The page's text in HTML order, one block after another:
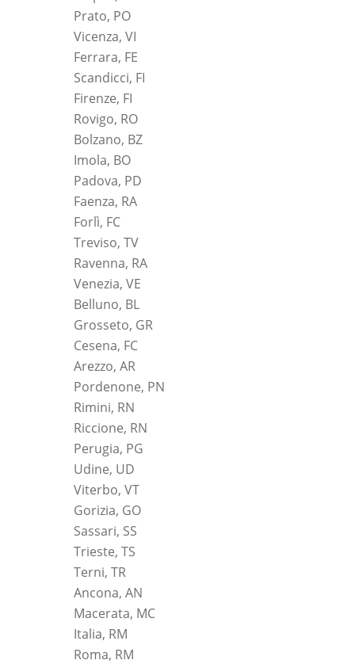
Prato, PO
Vicenza, VI
Ferrara, FE
Scandicci, FI
Firenze, FI
Rovigo, RO
Bolzano, BZ
Imola, BO
Padova, PD
Faenza, RA
Forlì, FC
Treviso, TV
Ravenna, RA
Venezia, VE
Belluno, BL
Grosseto, GR
Cesena, FC
Arezzo, AR
Pordenone, PN
Rimini, RN
Riccione, RN
Perugia, PG
Udine, UD
Viterbo, VT
Gorizia, GO
Sassari, SS
Trieste, TS
Terni, TR
Ancona, AN
Macerata, MC
Italia, RM
Roma, RM